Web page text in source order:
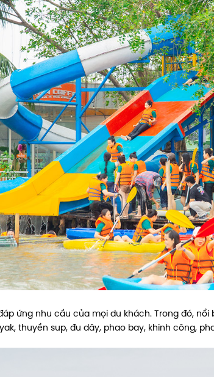
ứng nhu cầu của mọi du khách. Trong đó,
thuyền sup, đu dây, phao bay, khinh công,